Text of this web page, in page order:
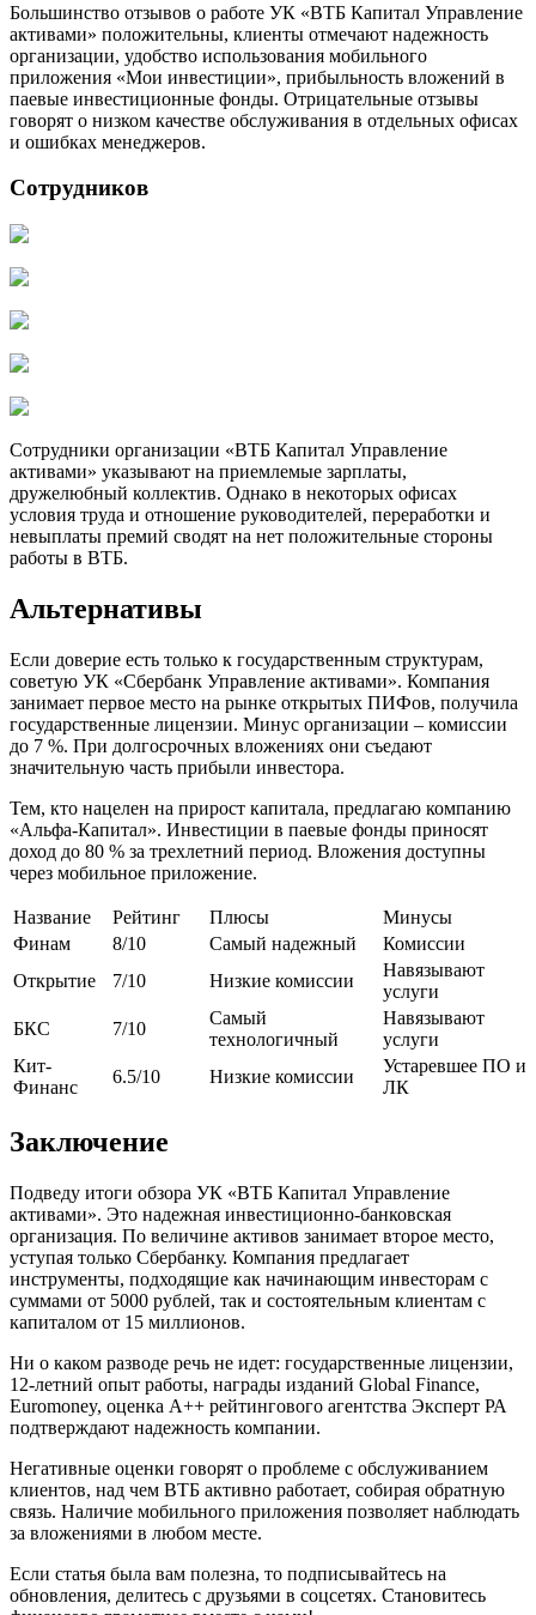
Большинство отзывов о работе УК «ВТБ Капитал Управление
активами» положительны, клиенты отмечают надежность
организации, удобство использования мобильного
приложения «Мои инвестиции», прибыльность вложений в
паевые инвестиционные фонды. Отрицательные отзывы
говорят о низком качестве обслуживания в отдельных офисах
и ошибках менеджеров.
Сотрудников
Сотрудники организации «ВТБ Капитал Управление
активами» указывают на приемлемые зарплаты,
дружелюбный коллектив. Однако в некоторых офисах
условия труда и отношение руководителей, переработки и
невыплаты премий сводят на нет положительные стороны
работы в ВТБ.
Альтернативы
Если доверие есть только к государственным структурам,
советую УК «Сбербанк Управление активами». Компания
занимает первое место на рынке открытых ПИФов, получила
государственные лицензии. Минус организации – комиссии
до 7 %. При долгосрочных вложениях они съедают
значительную часть прибыли инвестора.
Тем, кто нацелен на прирост капитала, предлагаю компанию
«Альфа-Капитал». Инвестиции в паевые фонды приносят
доход до 80 % за трехлетний период. Вложения доступны
через мобильное приложение.
Название Рейтинг Плюсы
Минусы
Финам
8/10 Самый надежный
Комиссии
Открытие
7/10 Низкие комиссии
Навязывают
услуги
БКС
7/10
Самый
технологичный
Навязывают
услуги
Кит-
Финанс
6.5/10 Низкие комиссии
Устаревшее ПО и
ЛК
Заключение
Подведу итоги обзора УК «ВТБ Капитал Управление
активами». Это надежная инвестиционно-банковская
организация. По величине активов занимает второе место,
уступая только Сбербанку. Компания предлагает
инструменты, подходящие как начинающим инвесторам с
суммами от 5000 рублей, так и состоятельным клиентам с
капиталом от 15 миллионов.
Ни о каком разводе речь не идет: государственные лицензии,
12-летний опыт работы, награды изданий Global Finance,
Euromoney, оценка А++ рейтингового агентства Эксперт РА
подтверждают надежность компании.
Негативные оценки говорят о проблеме с обслуживанием
клиентов, над чем ВТБ активно работает, собирая обратную
связь. Наличие мобильного приложения позволяет наблюдать
за вложениями в любом месте.
Если статья была вам полезна, то подписывайтесь на
обновления, делитесь с друзьями в соцсетях. Становитесь